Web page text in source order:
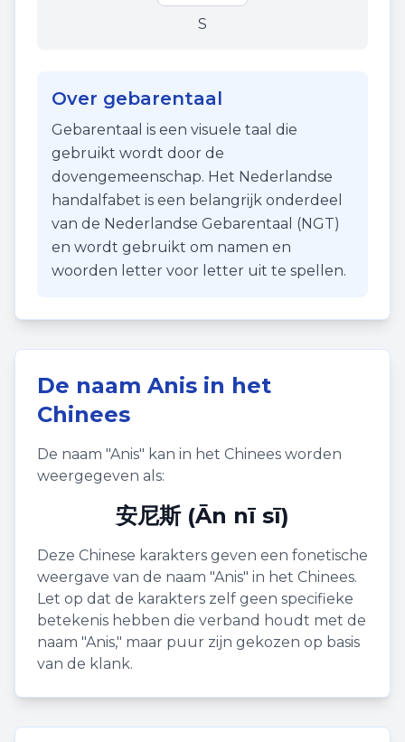
S
Over gebarentaal
Gebarentaal is een visuele taal die
gebruikt wordt door de
dovengemeenschap. Het Nederlandse
handalfabet is een belangrijk onderdeel
van de Nederlandse Gebarentaal (NGT)
en wordt gebruikt om namen en
woorden letter voor letter uit te spellen.
De naam Anis in het
Chinees
De naam "Anis" kan in het Chinees worden
weergegeven als:
安尼斯 (Ān nī sī)
Deze Chinese karakters geven een fonetische
weergave van de naam "Anis" in het Chinees.
Let op dat de karakters zelf geen specifieke
betekenis hebben die verband houdt met de
naam "Anis," maar puur zijn gekozen op basis
van de klank.